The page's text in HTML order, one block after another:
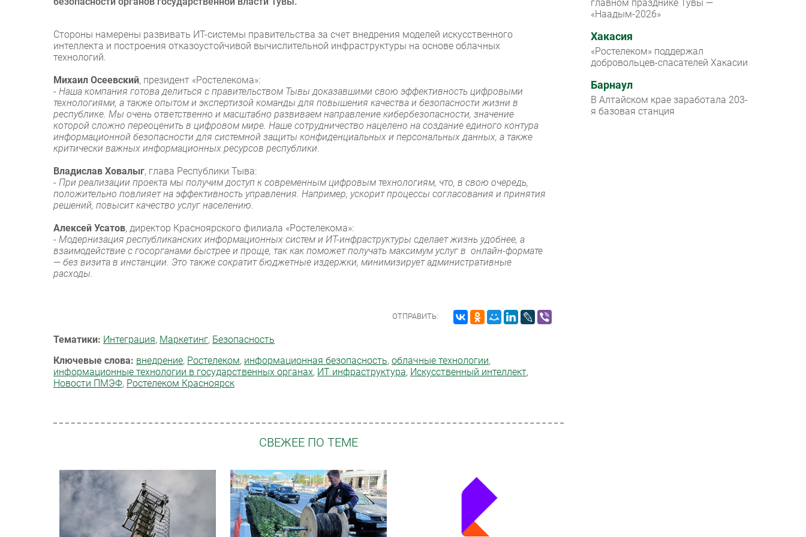
Стороны намерены развивать ИТ-системы правительства за счет внедрения моделей искусственного
интеллекта и построения отказоустойчивой вычислительной инфраструктуры на основе облачных
технологий.
Михаил Осеевский, президент «Ростелекома»:
- Наша компания готова делиться с правительством Тывы доказавшими свою эффективность цифровыми
технологиями, а также опытом и экспертизой команды для повышения качества и безопасности жизни в
республике. Мы очень ответственно и масштабно развиваем направление кибербезопасности, значение
которой сложно переоценить в цифровом мире. Наше сотрудничество нацелено на создание единого контура
информационной безопасности для системной защиты конфиденциальных и персональных данных, а также
критически важных информационных ресурсов республики.
Владислав Ховалыг, глава Республики Тыва:
- При реализации проекта мы получим доступ к современным цифровым технологиям, что, в свою очередь,
положительно повлияет на эффективность управления. Например, ускорит процессы согласования и принятия
решений, повысит качество услуг населению.
Алексей Усатов, директор Красноярского филиала «Ростелекома»:
- Модернизация республиканских информационных систем и ИТ-инфраструктуры сделает жизнь удобнее, а
взаимодействие с госорганами быстрее и проще, так как поможет получать максимум услуг в онлайн-формате
— без визита в инстанции. Это также сократит бюджетные издержки, минимизирует административные
расходы.
ОТПРАВИТЬ:
Тематики: Интеграция, Маркетинг, Безопасность
Ключевые слова: внедрение, Ростелеком, информационная безопасность, облачные технологии,
информационные технологии в государственных органах, ИТ инфраструктура, Искусственный интеллект,
Новости ПМЭФ, Ростелеком Красноярск
СВЕЖЕЕ ПО ТЕМЕ
главном празднике Тувы —
«Наадым-2026»
Хакасия
«Ростелеком» поддержал
добровольцев-спасателей Хакасии
Барнаул
В Алтайском крае заработала 203-
я базовая станция